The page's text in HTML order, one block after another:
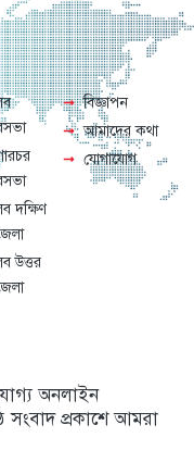
অনলাইন
সংবাদ প্রকাশে আমরা
দক্ষিণ
উত্তর
বিজ্ঞাপন
আমাদের কথা
যোগাযোগ